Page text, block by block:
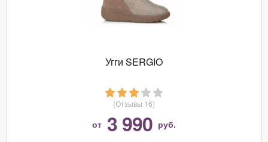
Угги SERGIO
(Отзывы 16)
от 3 990 руб.